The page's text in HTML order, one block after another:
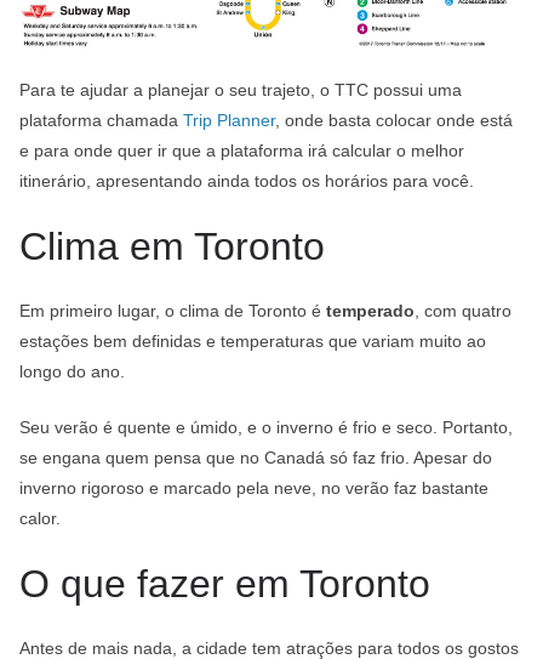
Para te ajudar a planejar o seu trajeto, o TTC possui uma
plataforma chamada Trip Planner, onde basta colocar onde está
e para onde quer ir que a plataforma irá calcular o melhor
itinerário, apresentando ainda todos os horários para você.
Clima em Toronto
Em primeiro lugar, o clima de Toronto é temperado , com quatro
estações bem definidas e temperaturas que variam muito ao
longo do ano.
Seu verão é quente e úmido, e o inverno é frio e seco. Portanto,
se engana quem pensa que no Canadá só faz frio. Apesar do
inverno rigoroso e marcado pela neve, no verão faz bastante
calor.
O que fazer em Toronto
Antes de mais nada, a cidade tem atrações para todos os gostos